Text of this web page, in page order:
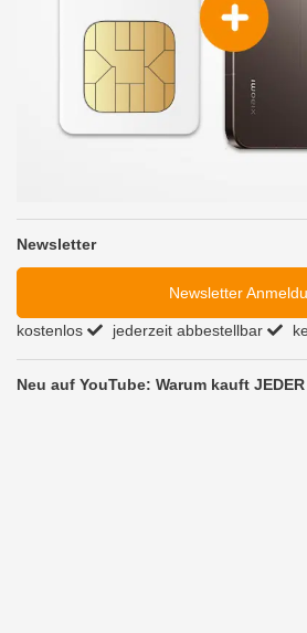
Newsletter
Newsletter
kostenlos jederzeit abbestellbar
Neu auf YouTube: Warum kauft